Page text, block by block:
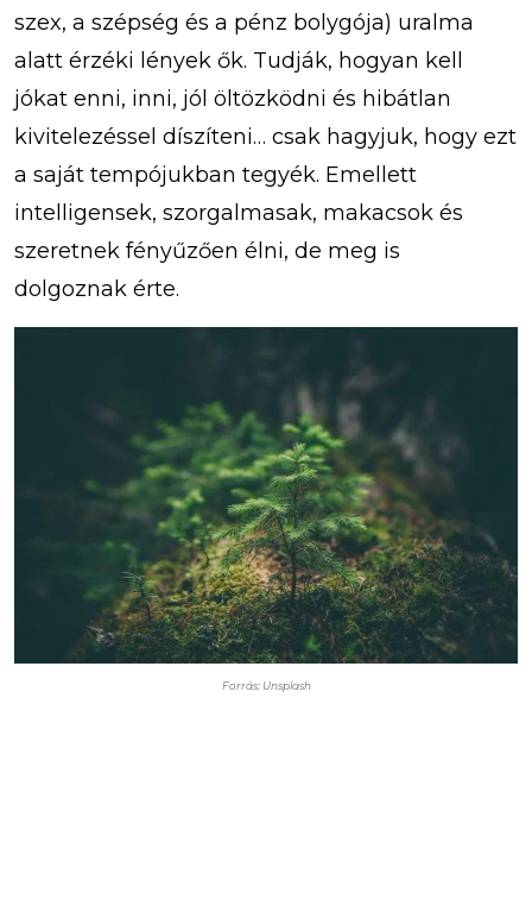
szex, a szépség és a pénz bolygója) uralma
alatt érzéki lények ők. Tudják, hogyan kell
jókat enni, inni, jól öltözködni és hibátlan
kivitelezéssel díszíteni… csak hagyjuk, hogy ezt
a saját tempójukban tegyék. Emellett
intelligensek, szorgalmasak, makacsok és
szeretnek fényűzően élni, de meg is
dolgoznak érte.
Forrás: Unsplash